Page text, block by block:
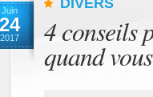
Juin
24
2017 4 conseils
quand